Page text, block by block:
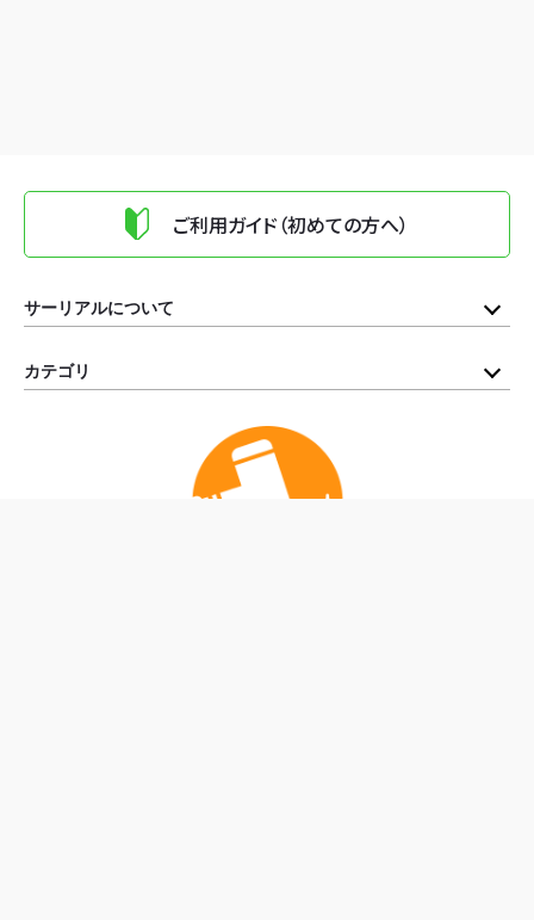
ご利用ガイド（初めての方へ）
サーリアルについて
カテゴリ